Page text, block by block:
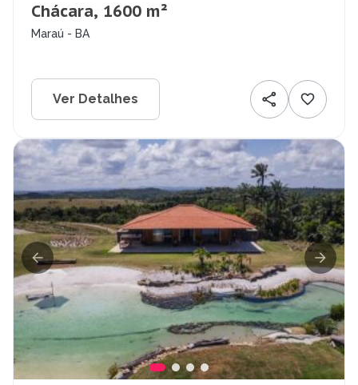
Chácara, 1600 m²
Maraú - BA
Ver Detalhes